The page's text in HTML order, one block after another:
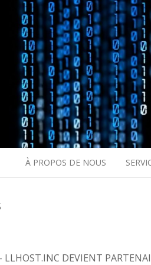
À PROPOS DE NOUS
- LLHOST.INC DEVIENT